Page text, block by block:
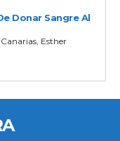
Donar Sangre Al
Esther